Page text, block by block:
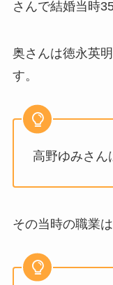
さんで結婚当時
奥さんは徳永英
す。
高野ゆみさん
その当時の職業は